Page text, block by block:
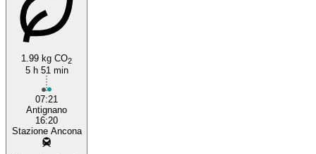
1.99 kg CO2
5 h 51 min
07:21
Antignano
16:20
Stazione Ancona